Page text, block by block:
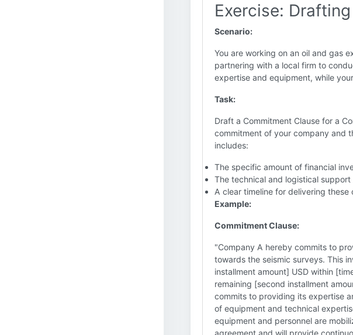
Exercise:
Scenario:
You are working on an oil and gas
partnering with a local firm to
expertise and equipment, while
Task:
Draft a Commitment Clause for a
commitment of your company and
includes:
The specific amount of financial
The technical and logistical
A clear timeline for delivering these
Example:
Commitment Clause:
"Company A hereby commits to
towards the seismic surveys. This
installment amount] USD within
remaining [second installment
commits to providing its expertise
of equipment and technical
equipment and personnel are
agreement and will provide